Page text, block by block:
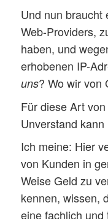
Und nun braucht
Web-Providers,
haben, und
erhobenen IP-
uns? Wo wir von
Für diese Art
Unverstand
Ich meine: Hier
von Kunden in
Weise Geld zu
kennen, wissen,
eine fachlich